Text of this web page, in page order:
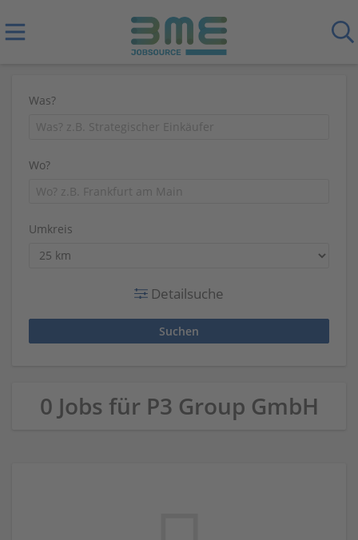
Was?
Wo?
Umkreis
Detailsuche
0 Jobs für P3 Group GmbH